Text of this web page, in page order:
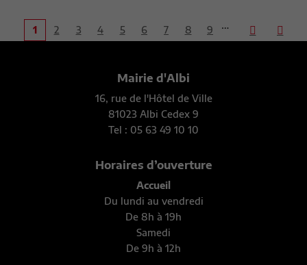
1 2 3 4 5 6 7 8 9 …
Mairie d'Albi
16, rue de l'Hôtel de Ville
81023 Albi Cedex 9
Tel : 05 63 49 10 10
Horaires d’ouverture
Accueil
Du lundi au vendredi
De 8h à 19h
Samedi
De 9h à 12h